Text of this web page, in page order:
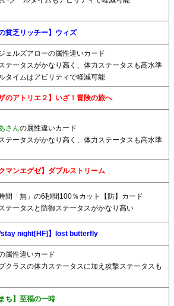
貧乏リッチー】ウィズ
ェルズアローの属性違いカード
テータスがかなり高く、体力ステータスも高水準
タイムはアビリティで軽減可能
ザのアトリエ２】いざ！冒険の旅へ
さんの属性違いカード
テータスがかなり高く、体力ステータスも高水準
クマンエグゼ】ダブルストリーム
間「無」の6秒間100％カット【防】カード
テータスと防御ステータスがかなり高い
stay night[HF]】lost butterfly
属性違いカード
クラスの体力ステータスに加え攻撃ステータスも
ち】至福の一時